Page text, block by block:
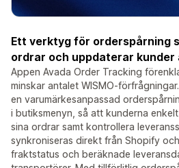
Ett verktyg för orderspårning
ordrar och uppdaterar
Appen Avada Order Tracking
minskar antalet WISMO-
en varumärkesanpassad
i butiksmenyn, så att kunderna
sina ordrar samt kontrollera
synkroniseras direkt från Shopify
fraktstatus och beräknade